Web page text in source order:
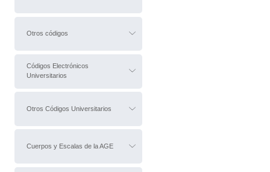
Otros códigos
Códigos Electrónicos
Universitarios
Otros Códigos Universitarios
Cuerpos y Escalas de la AGE